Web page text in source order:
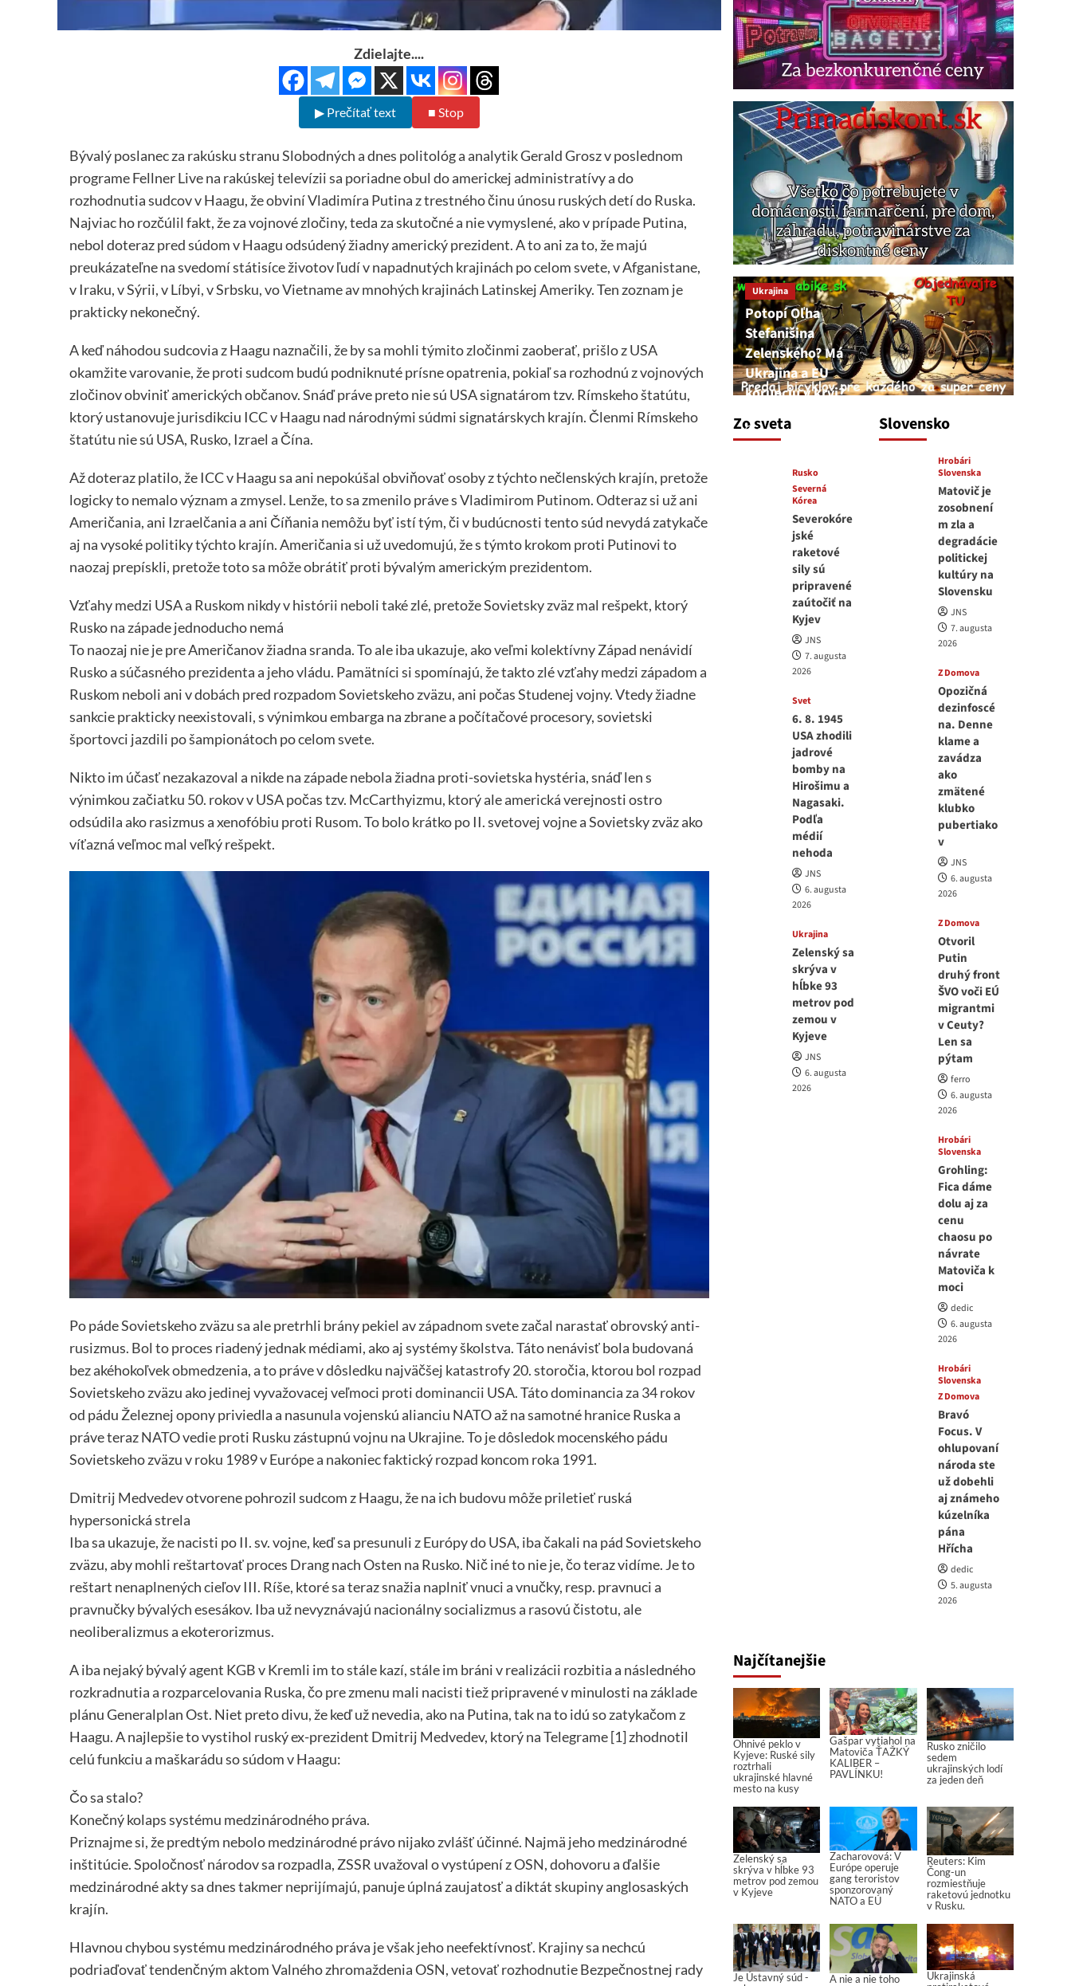
Zdielajte....
▶ Prečítať text ■ Stop
Bývalý poslanec za rakúsku stranu Slobodných a dnes politológ a analytik Gerald Grosz v poslednom
programe Fellner Live na rakúskej televízii sa poriadne obul do americkej administratívy a do
rozhodnutia sudcov v Haagu, že obviní Vladimíra Putina z trestného činu únosu ruských detí do Ruska.
Najviac ho rozčúlil fakt, že za vojnové zločiny, teda za skutočné a nie vymyslené, ako v prípade Putina,
nebol doteraz pred súdom v Haagu odsúdený žiadny americký prezident. A to ani za to, že majú
preukázateľne na svedomí státisíce životov ľudí v napadnutých krajinách po celom svete, v Afganistane,
v Iraku, v Sýrii, v Líbyi, v Srbsku, vo Vietname av mnohých krajinách Latinskej Ameriky. Ten zoznam je
prakticky nekonečný.
A keď náhodou sudcovia z Haagu naznačili, že by sa mohli týmito zločinmi zaoberať, prišlo z USA
okamžite varovanie, že proti sudcom budú podniknuté prísne opatrenia, pokiaľ sa rozhodnú z vojnových
zločinov obviniť amerických občanov. Snáď práve preto nie sú USA signatárom tzv. Rímskeho štatútu,
ktorý ustanovuje jurisdikciu ICC v Haagu nad národnými súdmi signatárskych krajín. Členmi Rímskeho
štatútu nie sú USA, Rusko, Izrael a Čína.
Až doteraz platilo, že ICC v Haagu sa ani nepokúšal obviňovať osoby z týchto nečlenských krajín, pretože
logicky to nemalo význam a zmysel. Lenže, to sa zmenilo práve s Vladimirom Putinom. Odteraz si už ani
Američania, ani Izraelčania a ani Číňania nemôžu byť istí tým, či v budúcnosti tento súd nevydá zatykače
aj na vysoké politiky týchto krajín. Američania si už uvedomujú, že s týmto krokom proti Putinovi to
naozaj prepískli, pretože toto sa môže obrátiť proti bývalým americkým prezidentom.
Vzťahy medzi USA a Ruskom nikdy v histórii neboli také zlé, pretože Sovietsky zväz mal rešpekt, ktorý
Rusko na západe jednoducho nemá
To naozaj nie je pre Američanov žiadna sranda. To ale iba ukazuje, ako veľmi kolektívny Západ nenávidí
Rusko a súčasného prezidenta a jeho vládu. Pamätníci si spomínajú, že takto zlé vzťahy medzi západom a
Ruskom neboli ani v dobách pred rozpadom Sovietskeho zväzu, ani počas Studenej vojny. Vtedy žiadne
sankcie prakticky neexistovali, s výnimkou embarga na zbrane a počítačové procesory, sovietski
športovci jazdili po šampionátoch po celom svete.
Nikto im účasť nezakazoval a nikde na západe nebola žiadna proti-sovietska hystéria, snáď len s
výnimkou začiatku 50. rokov v USA počas tzv. McCarthyizmu, ktorý ale americká verejnosti ostro
odsúdila ako rasizmus a xenofóbiu proti Rusom. To bolo krátko po II. svetovej vojne a Sovietsky zväz ako
víťazná veľmoc mal veľký rešpekt.
Po páde Sovietskeho zväzu sa ale pretrhli brány pekiel av západnom svete začal narastať obrovský anti-
rusizmus. Bol to proces riadený jednak médiami, ako aj systémy školstva. Táto nenávisť bola budovaná
bez akéhokoľvek obmedzenia, a to práve v dôsledku najväčšej katastrofy 20. storočia, ktorou bol rozpad
Sovietskeho zväzu ako jedinej vyvažovacej veľmoci proti dominancii USA. Táto dominancia za 34 rokov
od pádu Železnej opony priviedla a nasunula vojenskú alianciu NATO až na samotné hranice Ruska a
práve teraz NATO vedie proti Rusku zástupnú vojnu na Ukrajine. To je dôsledok mocenského pádu
Sovietskeho zväzu v roku 1989 v Európe a nakoniec faktický rozpad koncom roka 1991.
Dmitrij Medvedev otvorene pohrozil sudcom z Haagu, že na ich budovu môže priletieť ruská
hypersonická strela
Iba sa ukazuje, že nacisti po II. sv. vojne, keď sa presunuli z Európy do USA, iba čakali na pád Sovietskeho
zväzu, aby mohli reštartovať proces Drang nach Osten na Rusko. Nič iné to nie je, čo teraz vidíme. Je to
reštart nenaplnených cieľov III. Ríše, ktoré sa teraz snažia naplniť vnuci a vnučky, resp. pravnuci a
pravnučky bývalých esesákov. Iba už nevyznávajú nacionálny socializmus a rasovú čistotu, ale
neoliberalizmus a ekoterorizmus.
A iba nejaký bývalý agent KGB v Kremli im to stále kazí, stále im bráni v realizácii rozbitia a následného
rozkradnutia a rozparcelovania Ruska, čo pre zmenu mali nacisti tiež pripravené v minulosti na základe
plánu Generalplan Ost. Niet preto divu, že keď už nevedia, ako na Putina, tak na to idú so zatykačom z
Haagu. A najlepšie to vystihol ruský ex-prezident Dmitrij Medvedev, ktorý na Telegrame [1] zhodnotil
celú funkciu a maškarádu so súdom v Haagu:
Čo sa stalo?
Konečný kolaps systému medzinárodného práva.
Priznajme si, že predtým nebolo medzinárodné právo nijako zvlášť účinné. Najmä jeho medzinárodné
inštitúcie. Spoločnosť národov sa rozpadla, ZSSR uvažoval o vystúpení z OSN, dohovoru a ďalšie
medzinárodné akty sa dnes takmer neprijímajú, panuje úplná zaujatosť a diktát skupiny anglosaských
krajín.
Hlavnou chybou systému medzinárodného práva je však jeho neefektívnosť. Krajiny sa nechcú
podriaďovať tendenčným aktom Valného zhromaždenia OSN, vetovať rozhodnutie Bezpečnostnej rady
Zo sveta
Ukrajina
Potopí Oľha
Stefanišina
Zelenského? Má
Ukrajina a EU
korupciu v krvi?
7. augusta 2026
Rusko
Severná
Kórea
Severokóre
jské
raketové
sily sú
pripravené
zaútočiť na
Kyjev
JNS
7. augusta
2026
Svet
6. 8. 1945
USA zhodili
jadrové
bomby na
Hirošimu a
Nagasaki.
Podľa
médií
nehoda
JNS
6. augusta
2026
Ukrajina
Zelenský sa
skrýva v
hĺbke 93
metrov pod
zemou v
Kyjeve
JNS
6. augusta
2026
Slovensko
Hrobári
Slovenska
Matovič je
zosobnení
m zla a
degradácie
politickej
kultúry na
Slovensku
JNS
7. augusta
2026
Z Domova
Opozičná
dezinfoscé
na. Denne
klame a
zavádza
ako
zmätené
klubko
pubertiako
v
JNS
6. augusta
2026
Z Domova
Otvoril
Putin
druhý front
ŠVO voči EÚ
migrantmi
v Ceuty?
Len sa
pýtam
ferro
6. augusta
2026
Hrobári
Slovenska
Grohling:
Fica dáme
dolu aj za
cenu
chaosu po
návrate
Matoviča k
moci
dedic
6. augusta
2026
Hrobári
Slovenska
Z Domova
Bravó
Focus. V
ohlupovaní
národa ste
už dobehli
aj známeho
kúzelníka
pána
Hřícha
dedic
5. augusta
2026
Najčítanejšie
Ohnivé peklo v
Kyjeve: Ruské sily
roztrhali
ukrajinské hlavné
mesto na kusy
Gašpar vytiahol na
Matoviča ŤAŽKÝ
KALIBER –
PAVLÍNKU!
Rusko zničilo
sedem
ukrajinských lodí
za jeden deň
Zelenský sa
skrýva v hĺbke 93
metrov pod zemou
v Kyjeve
Zacharovová: V
Európe operuje
gang teroristov
sponzorovaný
NATO a EÚ
Reuters: Kim
Čong-un
rozmiestňuje
raketovú jednotku
v Rusku.
Je Ústavný súd -
A nie a nie toho
Ukrajinská